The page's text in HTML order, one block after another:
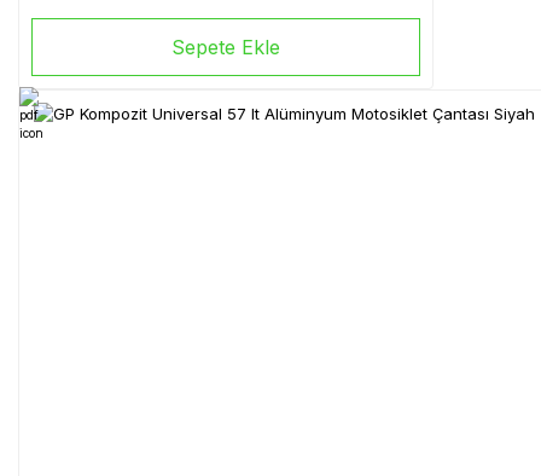
Sepete Ekle